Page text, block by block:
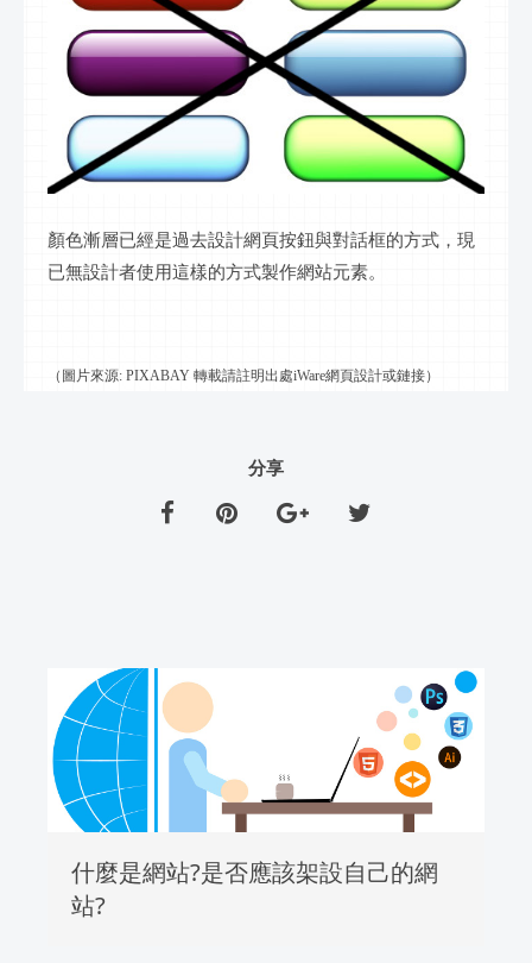
顏色漸層已經是過去設計網頁按鈕與對話框的方式，現
已無設計者使用這樣的方式製作網站元素。
（圖片來源: PIXABAY 轉載請註明出處iWare網頁設計或鏈接）
分享
什麼是網站?是否應該架設自己的網
站?